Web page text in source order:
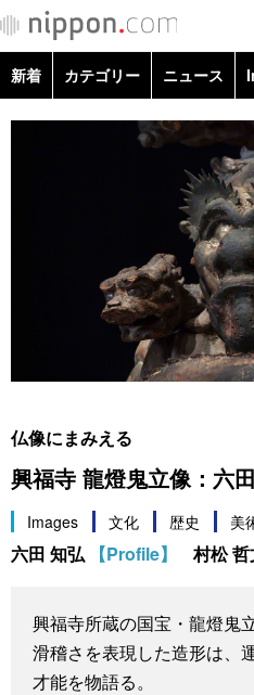
経済・ビジネス
社会
文化
暮らし
旅と暮らし
動画/Live
Cinema
新着 カテゴリー ニュース
政治・外交
スポーツ・東京2020
仏像にまみえる
興福寺 龍燈鬼立像：六
Images 文化 歴史 美
六田 知弘 【Profile】 村松
興福寺所蔵の国宝・龍燈鬼
滑稽さを表現した造形は、
才能を物語る。